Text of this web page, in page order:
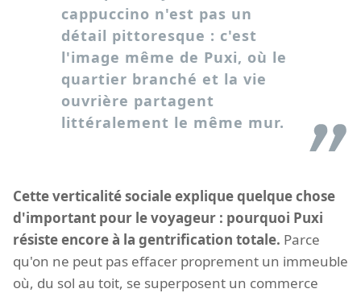
cappuccino n'est pas un
détail pittoresque : c'est
l'image même de Puxi, où le
quartier branché et la vie
ouvrière partagent
littéralement le même mur.
Cette verticalité sociale explique quelque chose
d'important pour le voyageur : pourquoi Puxi
résiste encore à la gentrification totale. Parce
qu'on ne peut pas effacer proprement un immeuble
où, du sol au toit, se superposent un commerce